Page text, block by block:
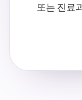
또는 진료